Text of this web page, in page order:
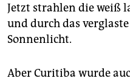
Jetzt strahlen die weiß
und durch das
Sonnenlicht.
Aber Curitiba wurde